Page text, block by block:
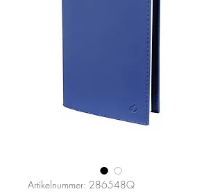
Artikelnummer: 286548Q